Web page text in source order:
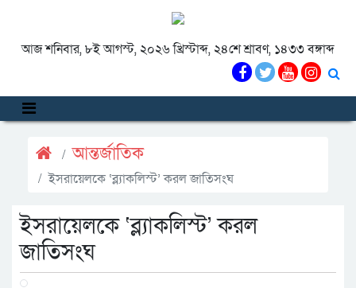
আজ শনিবার, ৮ই আগস্ট, ২০২৬ খ্রিস্টাব্দ, ২৪শে শ্রাবণ, ১৪৩৩ বঙ্গাব্দ
আন্তর্জাতিক
ইসরায়েলকে ‘ব্ল্যাকলিস্ট’ করল জাতিসংঘ
ইসরায়েলকে ‘ব্ল্যাকলিস্ট’ করল
জাতিসংঘ